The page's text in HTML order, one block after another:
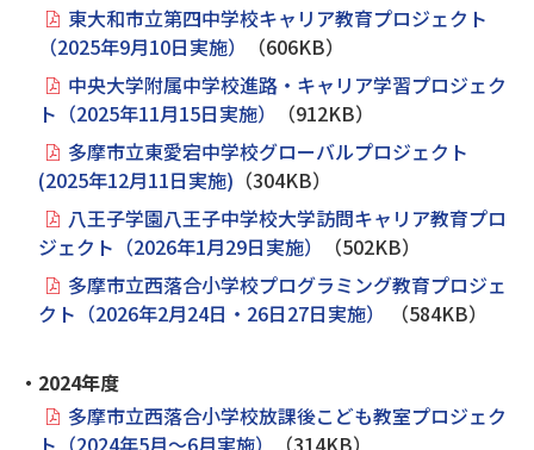
東大和市立第四中学校キャリア教育プロジェクト
（2025年9月10日実施）
（606KB）
中央大学附属中学校進路・キャリア学習プロジェク
ト（2025年11月15日実施）
（912KB）
多摩市立東愛宕中学校グローバルプロジェクト
(2025年12月11日実施) （304KB）
八王子学園八王子中学校大学訪問キャリア教育プロ
ジェクト（2026年1月29日実施）
（502KB）
多摩市立西落合小学校プログラミング教育プロジェ
クト（2026年2月24日・26日27日実施）
（584KB）
・2024年度
多摩市立西落合小学校放課後こども教室プロジェク
ト（2024年5月～6月実施）
（314KB）